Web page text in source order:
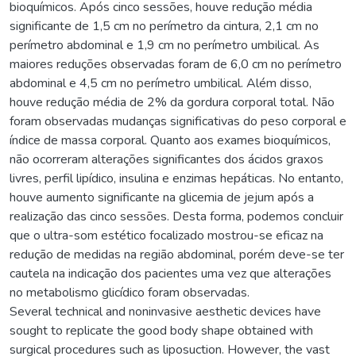
bioquímicos. Após cinco sessões, houve redução média
significante de 1,5 cm no perímetro da cintura, 2,1 cm no
perímetro abdominal e 1,9 cm no perímetro umbilical. As
maiores reduções observadas foram de 6,0 cm no perímetro
abdominal e 4,5 cm no perímetro umbilical. Além disso,
houve redução média de 2% da gordura corporal total. Não
foram observadas mudanças significativas do peso corporal e
índice de massa corporal. Quanto aos exames bioquímicos,
não ocorreram alterações significantes dos ácidos graxos
livres, perfil lipídico, insulina e enzimas hepáticas. No entanto,
houve aumento significante na glicemia de jejum após a
realização das cinco sessões. Desta forma, podemos concluir
que o ultra-som estético focalizado mostrou-se eficaz na
redução de medidas na região abdominal, porém deve-se ter
cautela na indicação dos pacientes uma vez que alterações
no metabolismo glicídico foram observadas.
Several technical and noninvasive aesthetic devices have
sought to replicate the good body shape obtained with
surgical procedures such as liposuction. However, the vast